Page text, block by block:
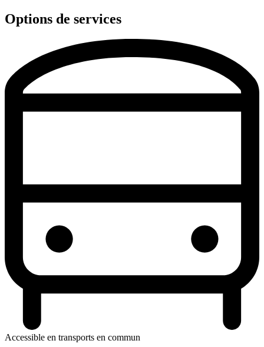
Options de services
Accessible en transports en commun